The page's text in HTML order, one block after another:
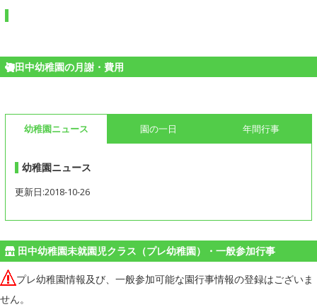
田中幼稚園の月謝・費用
幼稚園ニュース 園の一日 年間行事
幼稚園ニュース
更新日:2018-10-26
田中幼稚園未就園児クラス（プレ幼稚園）・一般参加行事
プレ幼稚園情報及び、一般参加可能な園行事情報の登録はございま
せん。